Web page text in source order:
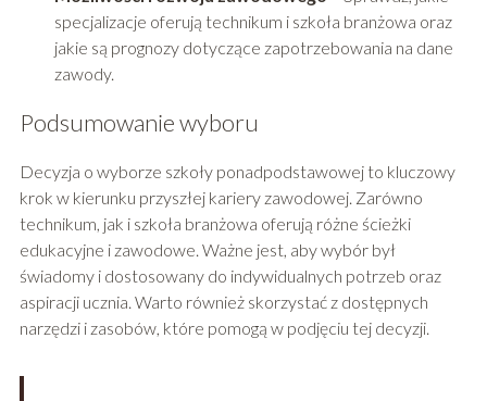
specjalizacje oferują technikum i szkoła branżowa oraz
jakie są prognozy dotyczące zapotrzebowania na dane
zawody.
Podsumowanie wyboru
Decyzja o wyborze szkoły ponadpodstawowej to kluczowy
krok w kierunku przyszłej kariery zawodowej. Zarówno
technikum, jak i szkoła branżowa oferują różne ścieżki
edukacyjne i zawodowe. Ważne jest, aby wybór był
świadomy i dostosowany do indywidualnych potrzeb oraz
aspiracji ucznia. Warto również skorzystać z dostępnych
narzędzi i zasobów, które pomogą w podjęciu tej decyzji.